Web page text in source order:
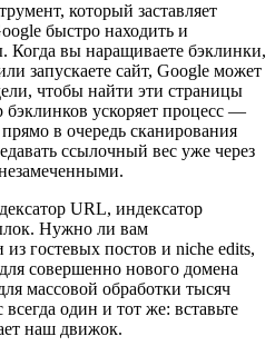
который заставляет
быстро находить и
Когда вы наращиваете бэклинки,
запускаете сайт, Google может
чтобы найти эти страницы
бэклинков ускоряет процесс —
в очередь сканирования
ссылочный вес уже через
URL, индексатор
Нужно ли вам
гостевых постов и niche edits,
совершенно нового домена
массовой обработки тысяч
один и тот же: вставьте
наш движок.